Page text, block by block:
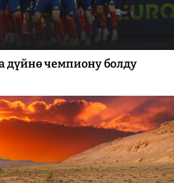
дүйнө чемпиону болду